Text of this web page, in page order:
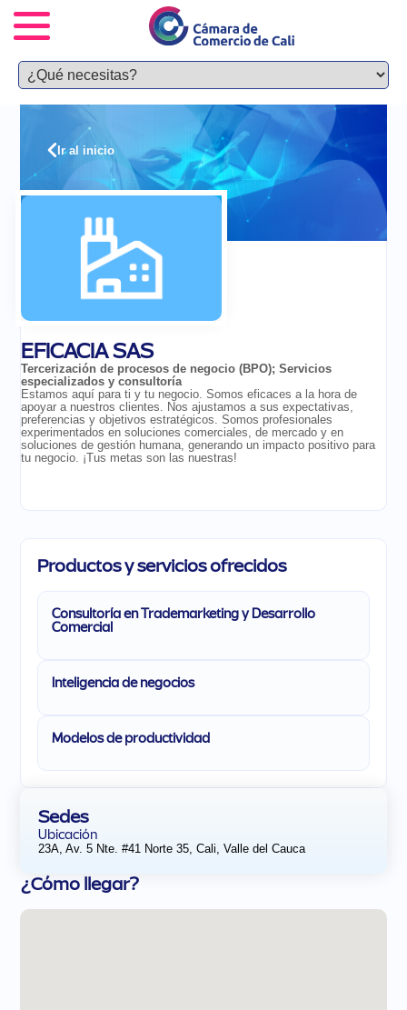
Ir al inicio
EFICACIA SAS
Tercerización de procesos de negocio (BPO);Servicios
especializados y consultoría
Estamos aquí para ti y tu negocio. Somos eficaces a la hora de
apoyar a nuestros clientes. Nos ajustamos a sus expectativas,
preferencias y objetivos estratégicos. Somos profesionales
experimentados en soluciones comerciales, de mercado y en
soluciones de gestión humana, generando un impacto positivo para
tu negocio. ¡Tus metas son las nuestras!
Productos y servicios ofrecidos
Consultoría en Trademarketing y Desarrollo
Comercial
Inteligencia de negocios
Modelos de productividad
Sedes
Ubicación
23A, Av. 5 Nte. #41 Norte 35, Cali, Valle del Cauca
¿Cómo llegar?